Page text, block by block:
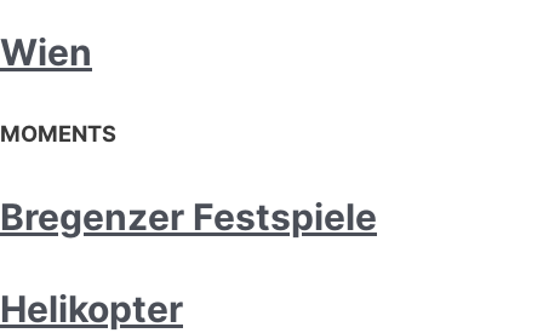
Wien
MOMENTS
Bregenzer Festspiele
Helikopter